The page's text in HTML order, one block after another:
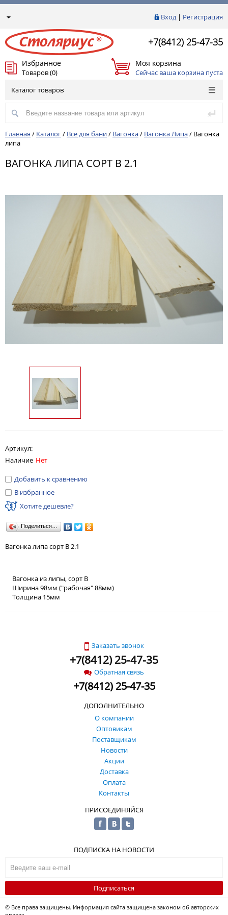
Вход| Регистрация
+7(8412) 25-47-35
Избранное
Товаров (0)
Моя корзина
Сейчас ваша корзина пуста
Каталог товаров
Главная / Каталог/ Всё для бани/ Вагонка/ Вагонка Липа/ Вагонка
липа
ВАГОНКА ЛИПА СОРТ В 2.1
Артикул:
Наличие Нет
Добавить к сравнению
В избранное
Хотите дешевле?
Поделиться…
Вагонка липа сорт В 2.1
Вагонка из липы, сорт В
Ширина 98мм ("рабочая" 88мм)
Толщина 15мм
Заказать звонок
+7(8412) 25-47-35
Обратная связь
+7(8412) 25-47-35
ДОПОЛНИТЕЛЬНО
О компании
Оптовикам
Поставщикам
Новости
Акции
Доставка
Оплата
Контакты
ПРИСОЕДИНЯЙСЯ
ПОДПИСКА НА НОВОСТИ
Подписаться
© Все права защищены. Информация сайта защищена законом об авторских